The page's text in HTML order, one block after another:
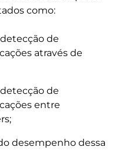
como:
de
através de
de
entre
desempenho dessa